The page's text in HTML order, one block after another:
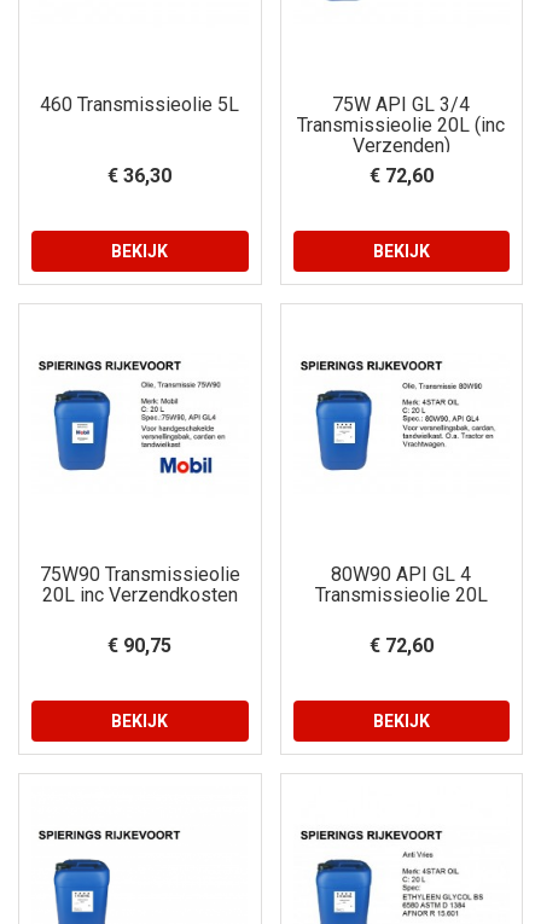
460 Transmissieolie 5L
€ 36,30
BEKIJK
75W API GL 3/4
Transmissieolie 20L (inc
Verzenden)
€ 72,60
BEKIJK
75W90 Transmissieolie
20L inc Verzendkosten
€ 90,75
BEKIJK
80W90 API GL 4
Transmissieolie 20L
€ 72,60
BEKIJK